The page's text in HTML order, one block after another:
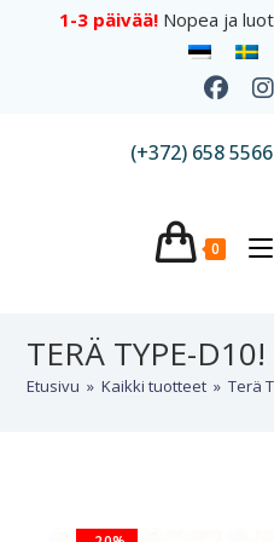
1-3 päivää!Nopea ja
(+372) 658
0
TERÄ TYPE-
Etusivu » Kaikki tuotteet » Terä